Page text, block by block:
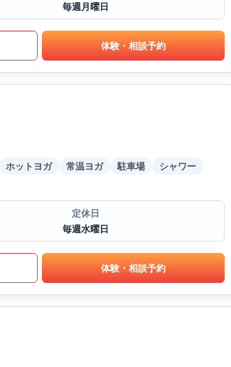
毎週月曜日
体験・相談予約
ホットヨガ 常温ヨガ 駐車場
シャワー
定休日
毎週水曜日
体験・相談予約